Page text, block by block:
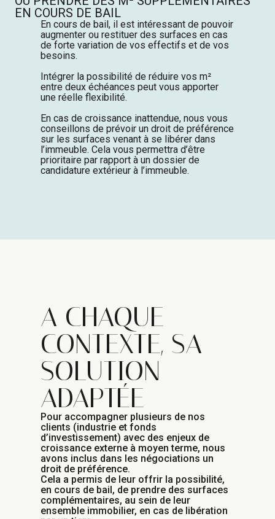
EN COURS DE BAIL
En cours de bail, il est intéressant de pouvoir
augmenter ou restituer des surfaces en cas
de forte variation de vos effectifs et de vos
besoins.
Intégrer la possibilité de réduire vos m²
entre deux échéances peut vous apporter
une réelle flexibilité.
En cas de croissance inattendue, nous vous
conseillons de prévoir un droit de préférence
sur les surfaces venant à se libérer dans
l’immeuble. Cela vous permettra d’être
prioritaire par rapport à un dossier de
candidature extérieur à l’immeuble.
A CHAQUE
CONTEXTE, SA
SOLUTION
ADAPTÉE
Pour accompagner plusieurs de nos
clients (industrie et fonds
d’investissement) avec des enjeux de
croissance externe à moyen terme, nous
avons inclus dans les négociations un
droit de préférence.
Cela a permis de leur offrir la possibilité,
en cours de bail, de prendre des surfaces
complémentaires, au sein de leur
ensemble immobilier, en cas de libération